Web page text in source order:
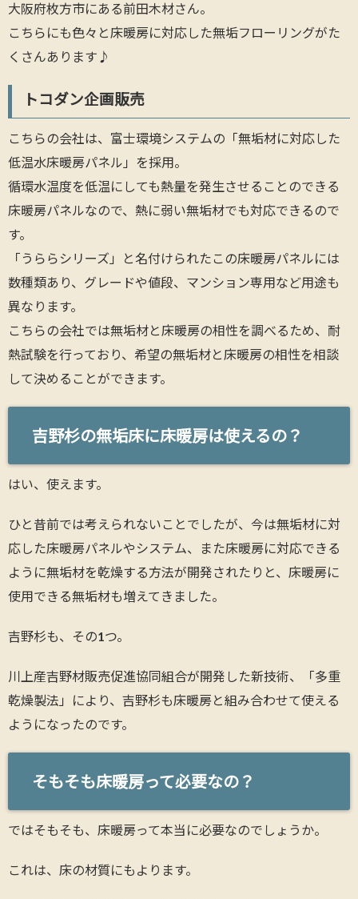
大阪府枚方市にある前田木材さん。
こちらにも色々と床暖房に対応した無垢フローリングがた
くさんあります♪
トコダン企画販売
こちらの会社は、富士環境システムの「無垢材に対応した
低温水床暖房パネル」を採用。
循環水温度を低温にしても熱量を発生させることのできる
床暖房パネルなので、熱に弱い無垢材でも対応できるので
す。
「うららシリーズ」と名付けられたこの床暖房パネルには
数種類あり、グレードや値段、マンション専用など用途も
異なります。
こちらの会社では無垢材と床暖房の相性を調べるため、耐
熱試験を行っており、希望の無垢材と床暖房の相性を相談
して決めることができます。
吉野杉の無垢床に床暖房は使えるの？
はい、使えます。
ひと昔前では考えられないことでしたが、今は無垢材に対
応した床暖房パネルやシステム、また床暖房に対応できる
ように無垢材を乾燥する方法が開発されたりと、床暖房に
使用できる無垢材も増えてきました。
吉野杉も、その1つ。
川上産吉野材販売促進協同組合が開発した新技術、「多重
乾燥製法」により、吉野杉も床暖房と組み合わせて使える
ようになったのです。
そもそも床暖房って必要なの？
ではそもそも、床暖房って本当に必要なのでしょうか。
これは、床の材質にもよります。